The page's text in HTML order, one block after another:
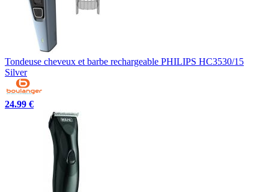
Tondeuse cheveux et barbe rechargeable PHILIPS HC3530/15
Silver
24.99 €